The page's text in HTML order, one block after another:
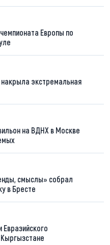
Европы по
экстремальная
на ВДНХ в Москве
смыслы» собрал
в Бресте
Евразийского